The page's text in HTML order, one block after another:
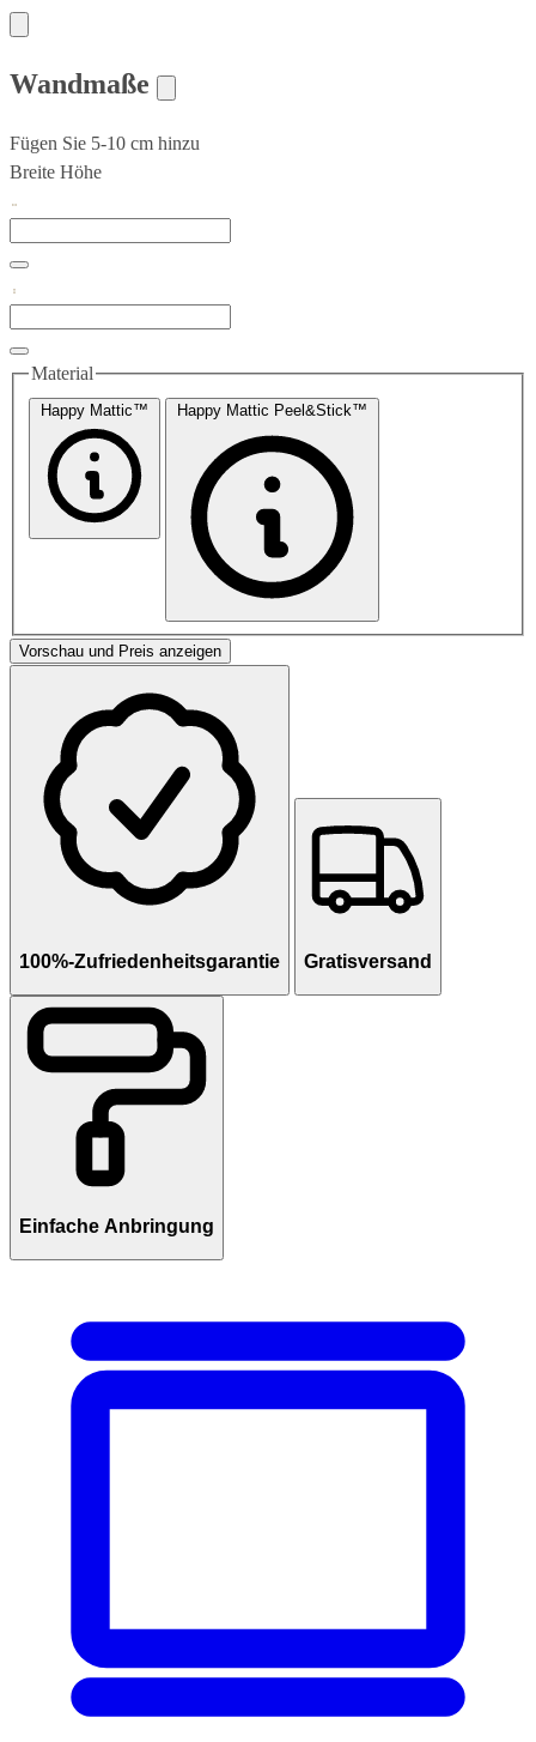
Wandmaße
Fügen Sie 5-10 cm hinzu
Breite Höhe
Material
Happy Mattic™ Happy Mattic Peel&Stick™
Vorschau und Preis anzeigen
100%-Zufriedenheitsgarantie Gratisversand
Einfache Anbringung